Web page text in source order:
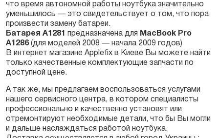
Заказать
что время автономной работы ноутбука значительно
уменьшилось — это свидетельствует о том, что пора
произвести замену батареи.
Батарея A1281
предназначена для MacBook Pro
A1286(для моделей 2008 — начала 2009 годов)
В интернет магазине Applefix в Киеве Вы можете найти
только качественные комплектующие запчасти по
доступной цене.
А так же, мы предлагаем воспользоваться услугами
нашего сервисного центра, в котором специалисты
профессионально и качественно установят или
отремонтируют необходимые детали, что бы Вы могли
и дальше наслаждаться работой ноутбука.